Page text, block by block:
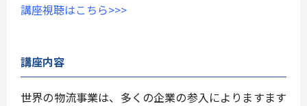
講座視聴はこちら>>>
講座内容
世界の物流事業は、多くの企業の参入によりますます